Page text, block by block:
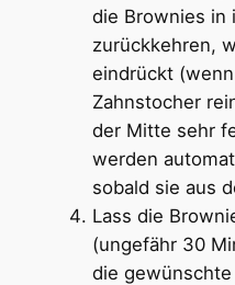
die Brownies in
zurückkehren,
eindrückt
Zahnstocher
der Mitte sehr
werden
sobald sie aus
Lass die
(ungefähr 30
die